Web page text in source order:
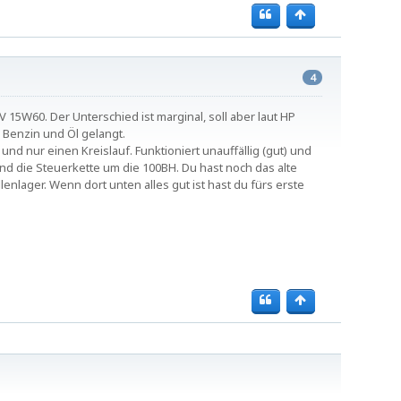
4
Der Unterschied ist marginal, soll aber laut HP
und Öl gelangt.
nur einen Kreislauf. Funktioniert unauffällig (gut) und
die Steuerkette um die 100BH. Du hast noch das alte
Wenn dort unten alles gut ist hast du fürs erste